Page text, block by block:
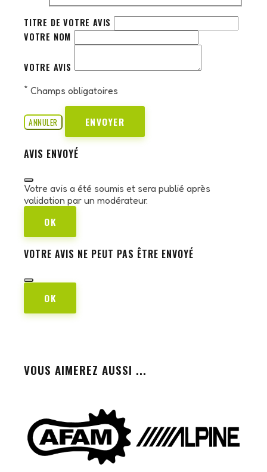
TITRE DE VOTRE AVIS
VOTRE NOM
VOTRE AVIS
* Champs obligatoires
ANNULER ENVOYER
AVIS ENVOYÉ
Votre avis a été soumis et sera publié après
validation par un modérateur.
OK
VOTRE AVIS NE PEUT PAS ÊTRE ENVOYÉ
OK
VOUS AIMEREZ AUSSI ...